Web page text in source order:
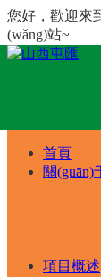
您好，歡迎來
(wǎng)站~
首頁
關(guān)
項目概述